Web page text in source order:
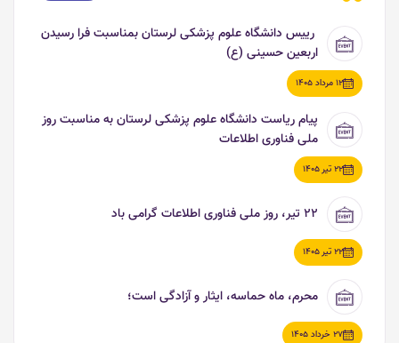
رییس دانشگاه علوم پزشکی لرستان بمناسبت فرا رسیدن
اربعین حسینی (ع)
12 مرداد 1405
پیام ریاست دانشگاه علوم پزشکی لرستان به مناسبت روز
ملی فناوری اطلاعات
22 تیر 1405
۲۲ تیر، روز ملی فناوری اطلاعات گرامی باد
22 تیر 1405
محرم، ماه حماسه، ایثار و آزادگی است؛
27 خرداد 1405